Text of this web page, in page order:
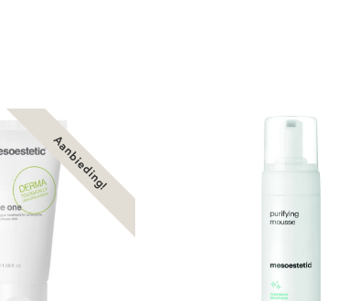
Aanbieding!